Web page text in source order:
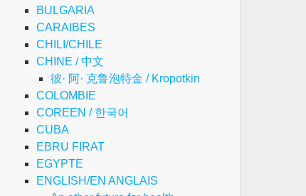
BULGARIA
CARAIBES
CHILI/CHILE
CHINE / 中文
彼· 阿· 克鲁泡特金 / Kropotkin
COLOMBIE
COREEN / 한국어
CUBA
EBRU FIRAT
EGYPTE
ENGLISH/EN ANGLAIS